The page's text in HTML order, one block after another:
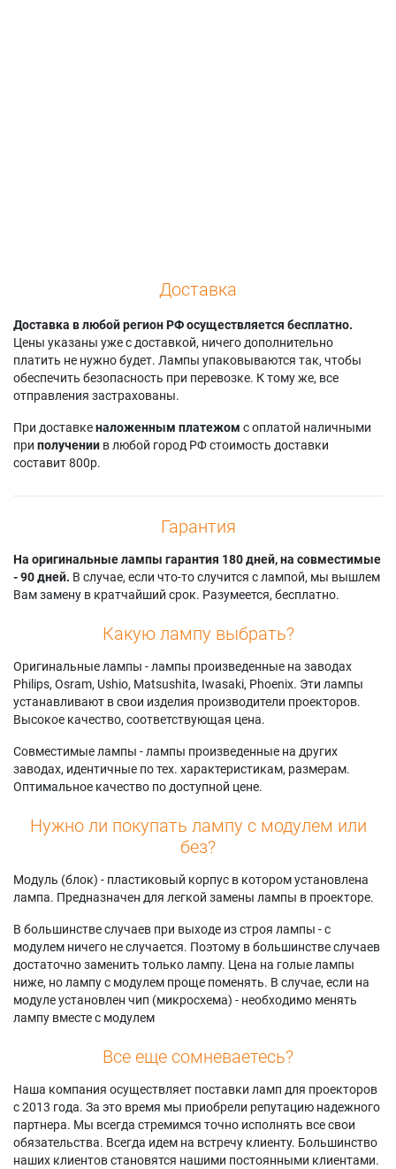
Доставка
Доставка в любой регион РФ осуществляется бесплатно.
Цены указаны уже с доставкой, ничего дополнительно
платить не нужно будет. Лампы упаковываются так, чтобы
обеспечить безопасность при перевозке. К тому же, все
отправления застрахованы.
При доставкеналоженным платежом с оплатой наличными
при получении в любой город РФ стоимость доставки
составит 800р.
Гарантия
На оригинальные лампы гарантия 180 дней, на совместимые
- 90 дней. В случае, если что-то случится с лампой, мы вышлем
Вам замену в кратчайший срок. Разумеется, бесплатно.
Какую лампу выбрать?
Оригинальные лампы - лампы произведенные на заводах
Philips, Osram, Ushio, Matsushita, Iwasaki, Phoenix. Эти лампы
устанавливают в свои изделия производители проекторов.
Высокое качество, соответствующая цена.
Совместимые лампы - лампы произведенные на других
заводах, идентичные по тех. характеристикам, размерам.
Оптимальное качество по доступной цене.
Нужно ли покупать лампу с модулем или
без?
Модуль (блок) - пластиковый корпус в котором установлена
лампа. Предназначен для легкой замены лампы в проекторе.
В большинстве случаев при выходе из строя лампы - с
модулем ничего не случается. Поэтому в большинстве случаев
достаточно заменить только лампу. Цена на голые лампы
ниже, но лампу с модулем проще поменять. В случае, если на
модуле установлен чип (микросхема) - необходимо менять
лампу вместе с модулем
Все еще сомневаетесь?
Наша компания осуществляет поставки ламп для проекторов
с 2013 года. За это время мы приобрели репутацию надежного
партнера. Мы всегда стремимся точно исполнять все свои
обязательства. Всегда идем на встречу клиенту. Большинство
наших клиентов становятся нашими постоянными клиентами.